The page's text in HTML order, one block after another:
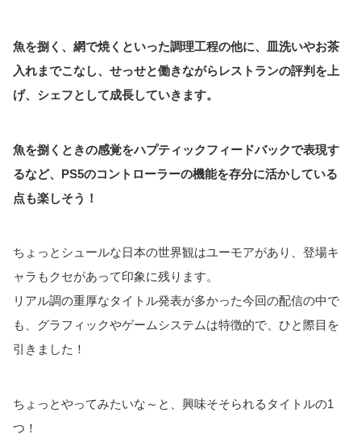
魚を捌く、網で焼くといった調理工程の他に、皿洗いやお茶
入れまでこなし、せっせと働きながらレストランの評判を上
げ、シェフとして成長していきます。
魚を捌くときの感覚をハプティックフィードバックで表現す
るなど、PS5のコントローラーの機能を存分に活かしている
点も楽しそう！
ちょっとシュールな日本の世界観はユーモアがあり、登場キ
ャラもクセがあって印象に残ります。
リアル調の重厚なタイトル発表が多かった今回の配信の中で
も、グラフィックやゲームシステムは特徴的で、ひと際目を
引きました！
ちょっとやってみたいな～と、興味そそられるタイトルの1
つ！